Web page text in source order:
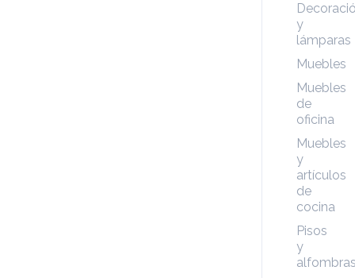
y
lámparas
Muebles
Muebles
de
oficina
Muebles
y
artículos
de
cocina
Pisos
y